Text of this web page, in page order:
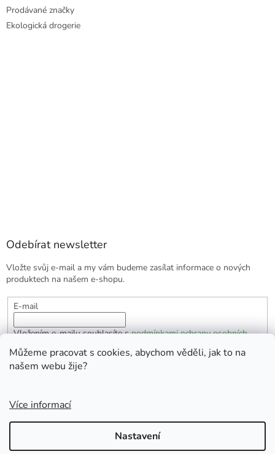
Můžeme pracovat s cookies, abychom věděli, jak to na
našem webu žije?
Více informací
Nastavení
Prodávané značky
Ekologická drogerie
Odebírat newsletter
Vložte svůj e-mail a my vám budeme zasílat informace o nových
produktech na našem e-shopu.
E-mail
Vložením e-mailu souhlasíte spodmínkami ochrany osobních
údajů
PŘIHLÁSIT SE